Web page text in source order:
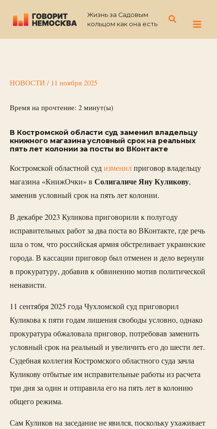
содержимому
Жизнь за Садовым
кольцом как она есть
Поиск
НОВОСТИ / 11 ноября 2025
Время на прочтение: 2 минут(ы)
В Костромской области суд заменил владельцу
книжного магазина условный срок на реальных
пять лет колонии за посты во ВКонтакте
Костромской областной судизменилприговор владельцу
магазина «КнижОчки» в Солигаличе Яну Куликову,
заменив условный срок на пять лет колонии.
В декабре 2023 Куликова приговорили к полугоду
исправительных работ за два поста во ВКонтакте, где речь
шла о том, что российская армия обстреливает украинские
города. В кассации приговор был отменен и дело вернули
в прокуратуру, добавив к обвинению мотив политической
ненависти.
11 сентября 2025 года Чухломской суд приговорил
Куликова к пяти годам лишения свободы условно, однако
прокуратура обжаловала приговор, потребовав заменить
условный срок на реальный и увеличить его до шести лет.
Судебная коллегия Костромского областного суда зачла
Куликову отбытые им исправительные работы из расчета
три дня за один и отправила его на пять лет в колонию
общего режима.
Сам Куликов на заседание не явился, поскольку ухаживает